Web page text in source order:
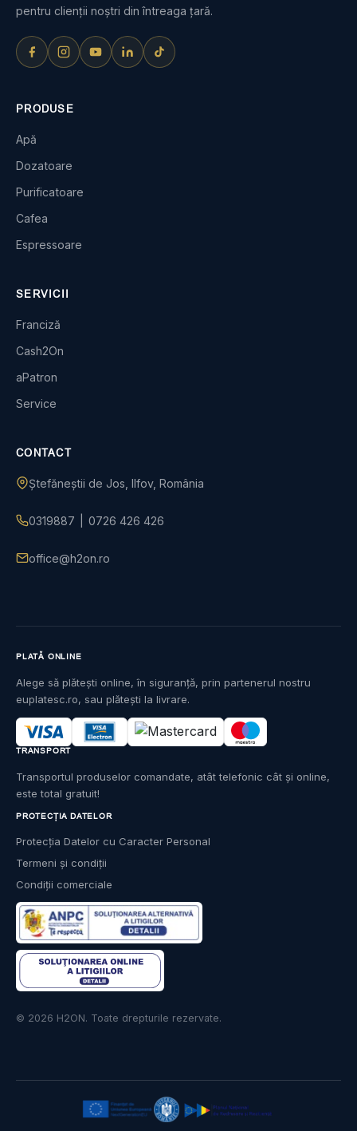
pentru clienții noștri din întreaga țară.
PRODUSE
Apă
Dozatoare
Purificatoare
Cafea
Espressoare
SERVICII
Franciză
Cash2On
aPatron
Service
CONTACT
Ștefăneștii de Jos, Ilfov, România
0319887 0726 426 426
office@h2on.ro
PROTECȚIA DATELOR
Protecția Datelor cu Caracter Personal
Termeni și condiții
Condiții comerciale
© 2026 H2ON. Toate drepturile rezervate.
PLATĂ ONLINE
Alege să plătești online, în siguranță, prin partenerul nostru
euplatesc.ro, sau plătești la livrare.
TRANSPORT
Transportul produselor comandate, atât telefonic cât și online,
este total gratuit!